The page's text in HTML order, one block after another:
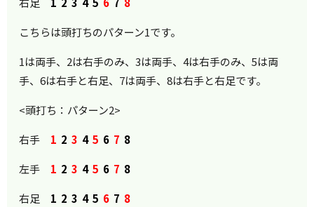
こちらは頭打ちのパターン1です。
1は両手、2は右手のみ、3は両手、4は右手のみ、5は両
手、6は右手と右足、7は両手、8は右手と右足です。
<頭打ち：パターン2>
右手 1 2 3 45 6 7 8
左手 1 2 3 45 6 7 8
右足 1 2 3 4 5 6 7 8